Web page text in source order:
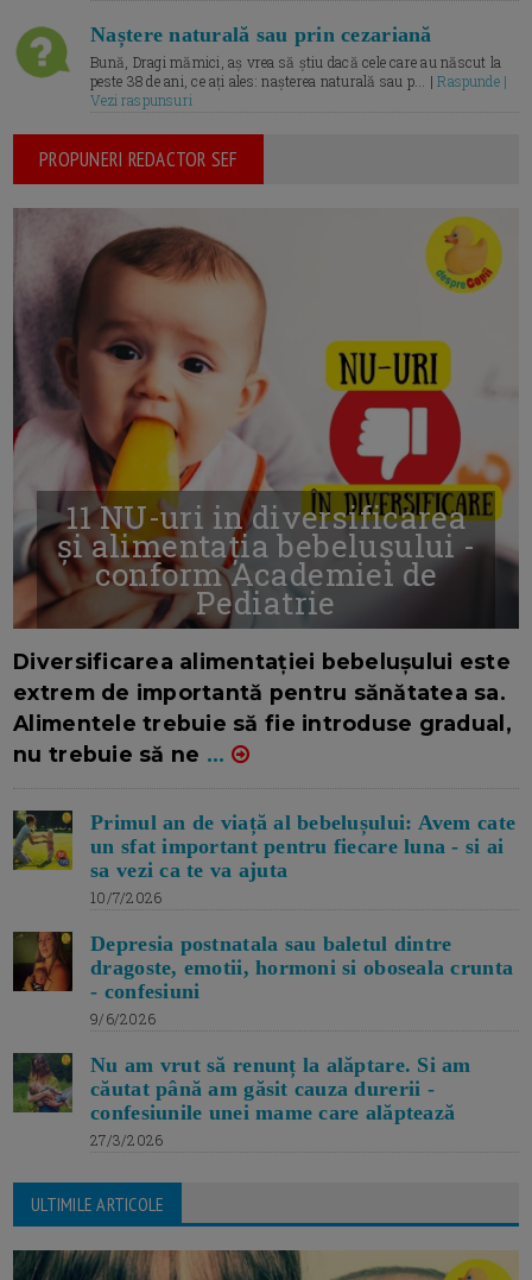
Naștere naturală sau prin cezariană
Bună, Dragi mămici, aș vrea să știu dacă cele care au născut la
peste 38 de ani, ce ați ales: nașterea naturală sau p... |Raspunde |
Vezi raspunsuri
PROPUNERI REDACTOR SEF
11 NU-uri in diversificarea
și alimentația bebelușului -
conform Academiei de
Pediatrie
Diversificarea alimentației bebelușului este
extrem de importantă pentru sănătatea sa.
Alimentele trebuie să fie introduse gradual,
nu trebuie să ne ...
Primul an de viață al bebelușului: Avem cate
un sfat important pentru fiecare luna - si ai
sa vezi ca te va ajuta
10/7/2026
Depresia postnatala sau baletul dintre
dragoste, emotii, hormoni si oboseala crunta
- confesiuni
9/6/2026
Nu am vrut să renunț la alăptare. Si am
căutat până am găsit cauza durerii -
confesiunile unei mame care alăptează
27/3/2026
ULTIMILE ARTICOLE